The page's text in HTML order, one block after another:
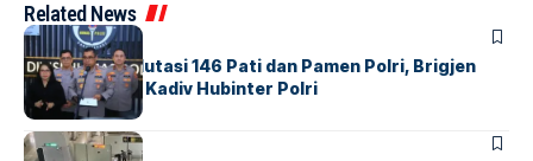
Related News
BERITA
Mabes Polri Mutasi 146 Pati dan Pamen Polri, Brigjen
Untung Jabat Kadiv Hubinter Polri
BANDARABERITA